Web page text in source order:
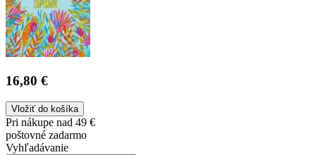
16,80 €
Vložiť do košíka
Pri nákupe nad 49 €
poštovné zadarmo
Vyhľadávanie